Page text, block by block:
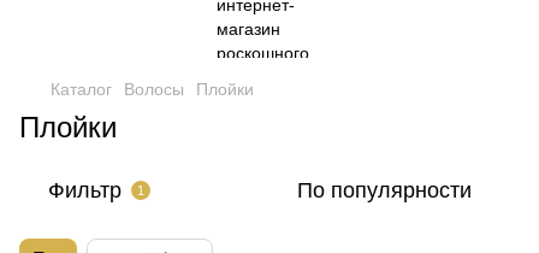
Каталог Волосы Плойки
Плойки
Фильтр 1 По популярности